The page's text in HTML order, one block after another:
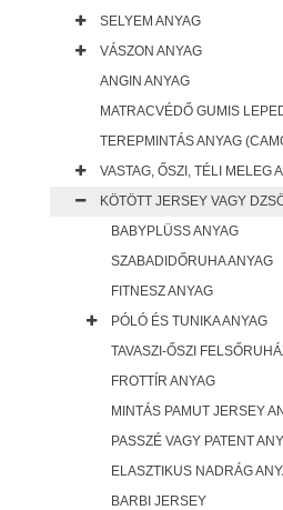
SELYEM ANYAG
VÁSZON ANYAG
ANGIN ANYAG
MATRACVÉDŐ GUMIS
TEREPMINTÁS ANYAG
VASTAG, ŐSZI, TÉLI MELEG
KÖTÖTT JERSEY VAGY
BABYPLÜSS ANYAG
SZABADIDŐRUHA ANYAG
FITNESZ ANYAG
PÓLÓ ÉS TUNIKA ANYAG
TAVASZI-ŐSZI
FROTTÍR ANYAG
MINTÁS PAMUT JERSEY
PASSZÉ VAGY PATENT
ELASZTIKUS NADRÁG
BARBI JERSEY